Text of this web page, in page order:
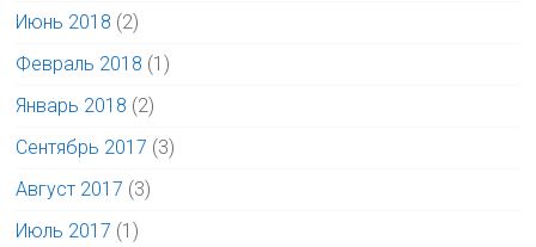
Июнь 2018 (2)
Февраль 2018 (1)
Январь 2018 (2)
Сентябрь 2017 (3)
Август 2017 (3)
Июль 2017 (1)